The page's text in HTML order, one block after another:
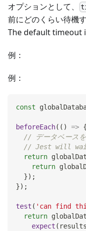
オプションとして、
前にどのくらい待機
The default timeout
例：
例：
const
beforeEach( ( ) => {
// データベースを
// Jest will
return
return
}) ;
}) ;
test ( 'can find
return
expect ( results